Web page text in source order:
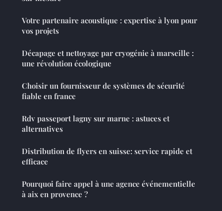
Votre partenaire acoustique : expertise à lyon pour
vos projets
Décapage et nettoyage par cryogénie à marseille :
une révolution écologique
Choisir un fournisseur de systèmes de sécurité
fiable en france
Rdv passeport lagny sur marne : astuces et
alternatives
Distribution de flyers en suisse: service rapide et
efficace
Pourquoi faire appel à une agence événementielle
à aix en provence ?